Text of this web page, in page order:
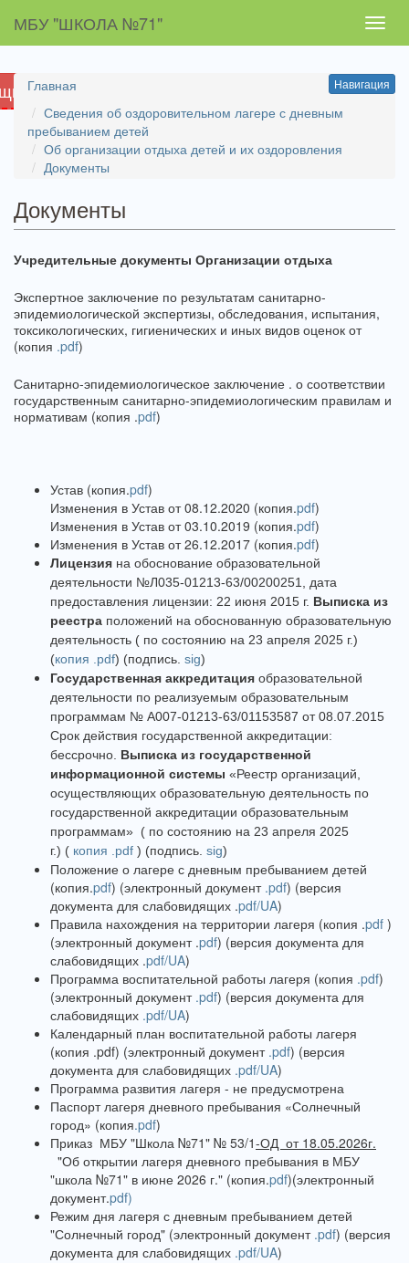
МБУ "ШКОЛА №71"
Навигация
Главная
Сведения об оздоровительном лагере с дневным
пребыванием детей
Об организации отдыха детей и их оздоровления
Документы
Документы
Учредительные документы Организации отдыха
Экспертное заключение по результатам санитарно-
эпидемиологической экспертизы, обследования, испытания,
токсикологических, гигиенических и иных видов оценок от
(копия .pdf)
Санитарно-эпидемиологическое заключение . о соответствии
государственным санитарно-эпидемиологическим правилам и
нормативам (копия .pdf)
Устав (копия.pdf)
Изменения в Устав от 08.12.2020 (копия.pdf)
Изменения в Устав от 03.10.2019 (копия.pdf)
Изменения в Устав от 26.12.2017 (копия.pdf)
Лицензия на обоснование образовательной
деятельности №Л035-01213-63/00200251, дата
предоставления лицензии: 22 июня 2015 г. Выписка из
реестра положений на обоснованную образовательную
деятельность ( по состоянию на 23 апреля 2025 г.)
(копия .pdf) (подпись. sig)
Государственная аккредитация образовательной
деятельности по реализуемым образовательным
программам № А007-01213-63/01153587 от 08.07.2015
Срок действия государственной аккредитации:
бессрочно. Выписка из государственной
информационной системы «Реестр организаций,
осуществляющих образовательную деятельность по
государственной аккредитации образовательным
программам» ( по состоянию на 23 апреля 2025
г.) ( копия .pdf ) (подпись. sig)
Положение о лагере с дневным пребыванием детей
(копия.pdf) (электронный документ .pdf) (версия
документа для слабовидящих .pdf/UA)
Правила нахождения на территории лагеря (копия .pdf )
(электронный документ .pdf) (версия документа для
слабовидящих .pdf/UA)
Программа воспитательной работы лагеря (копия .pdf)
(электронный документ .pdf) (версия документа для
слабовидящих .pdf/UA)
Календарный план воспитательной работы лагеря
(копия .pdf) (электронный документ .pdf) (версия
документа для слабовидящих .pdf/UA)
Программа развития лагеря - не предусмотрена
Паспорт лагеря дневного пребывания «Солнечный
город» (копия.pdf)
Приказ МБУ "Школа №71" № 53/1-ОД от 18.05.2026г.
"Об открытии лагеря дневного пребывания в МБУ
"школа №71" в июне 2026 г." (копия.pdf)(электронный
документ.pdf)
Режим дня лагеря с дневным пребыванием детей
"Солнечный город" (электронный документ .pdf) (версия
документа для слабовидящих .pdf/UA)